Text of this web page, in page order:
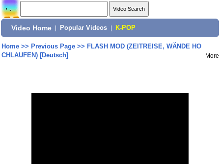
Video Home Popular Videos K-POP
Home>> Previous Page>> FLASH MOD (ZEITREISE, WÄNDE HO
CHLAUFEN) [Deutsch]
More